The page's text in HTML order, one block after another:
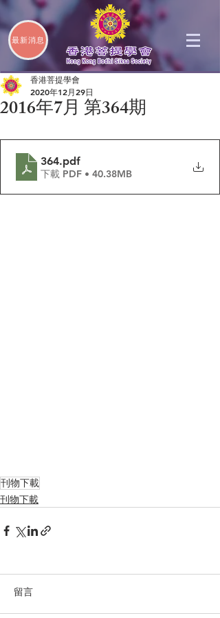
最新消息
2016年7月 第364期
香港菩提學會
2020年12月29日
364.pdf
下載 PDF • 40.38MB
刊物下載
刊物下載
留言